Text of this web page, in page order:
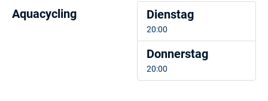
Aquacycling Dienstag
20:00
Donnerstag
20:00